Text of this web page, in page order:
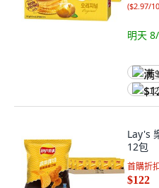
($2.97/
明天
满
Lay's
12包
首購折
$122